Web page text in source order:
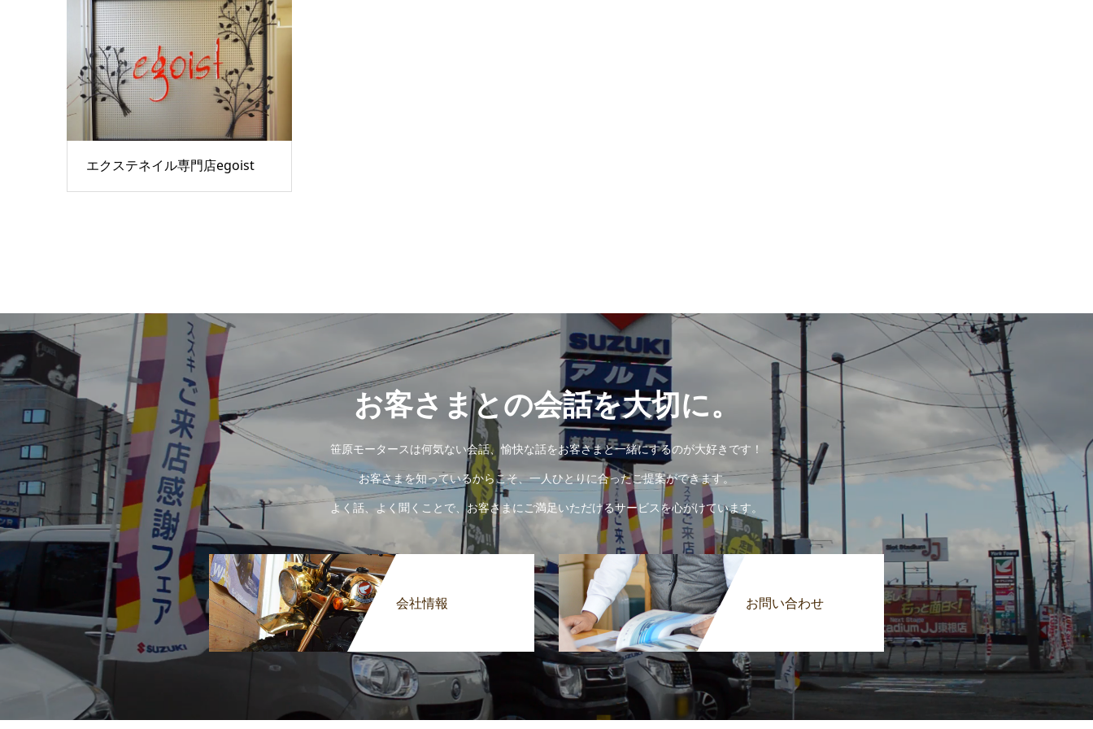
エクステネイル専門店egoist
お客さまとの会話を大切に。
笹原モータースは何気ない会話、愉快な話をお客さまと一緒にするのが大好きです！
お客さまを知っているからこそ、一人ひとりに合ったご提案ができます。
よく話、よく聞くことで、お客さまにご満足いただけるサービスを心がけています。
会社情報 お問い合わせ